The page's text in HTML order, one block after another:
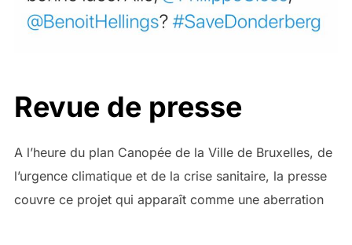
Revue de presse
A l’heure du plan Canopée de la Ville de Bruxelles, de
l’urgence climatique et de la crise sanitaire, la presse
couvre ce projet qui apparaît comme une aberration